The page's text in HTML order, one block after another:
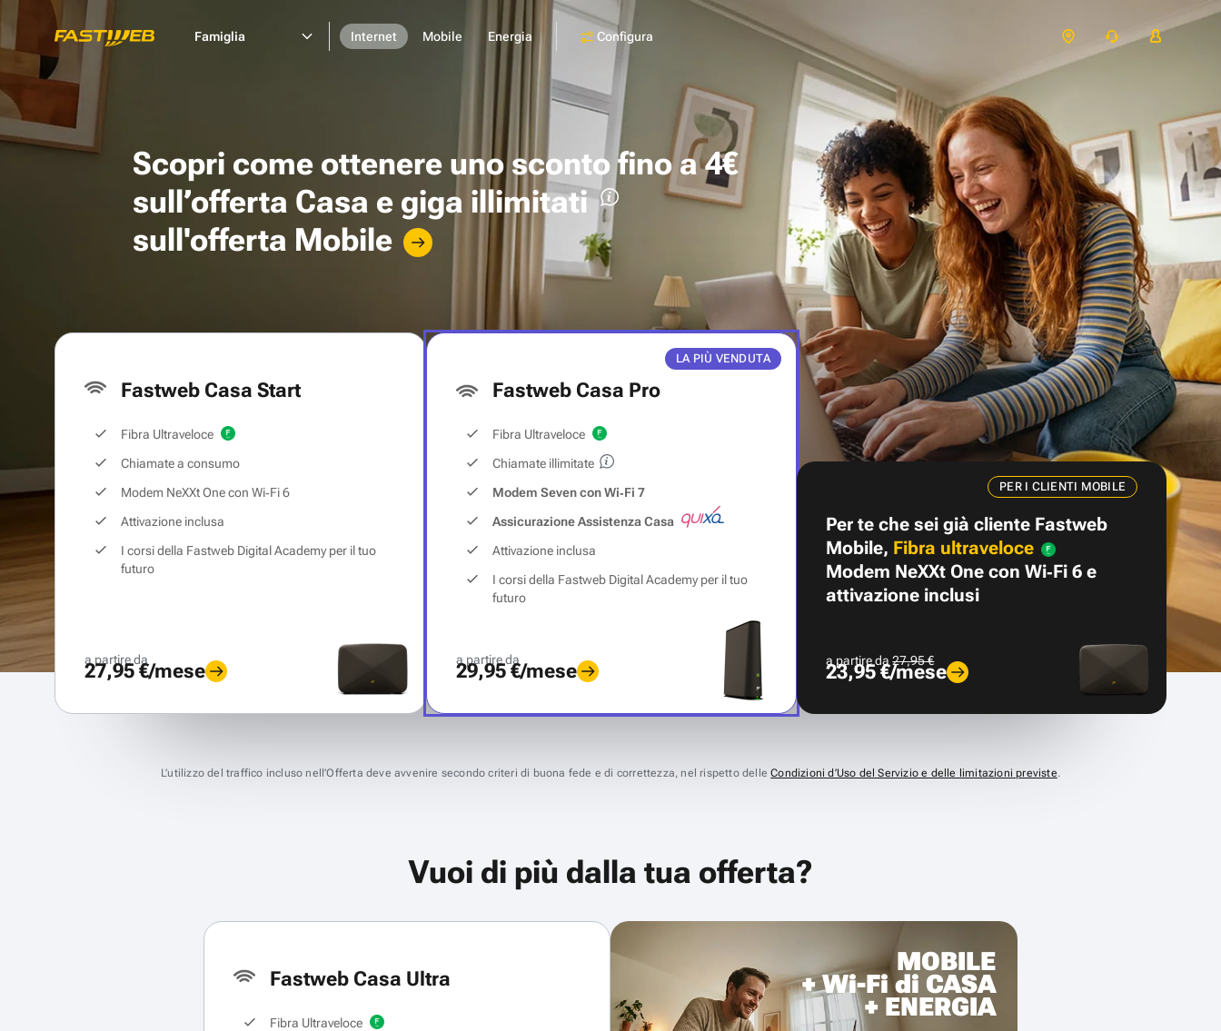
Famiglia Internet Mobile Energia Configura
Scopri come ottenere unosconto fino a 4€
sull’offerta Casa e giga illimitati
sull'offerta Mobile
Fastweb Casa Start
Fibra Ultraveloce
Chiamate a consumo
Modem NeXXt One con Wi‑Fi 6
Attivazione inclusa
I corsi della Fastweb Digital Academy per il tuo
futuro
a partire da
27,95 €/mese
LA PIÙ VENDUTA
Fastweb Casa Pro
Fibra Ultraveloce
Chiamate illimitate
Modem Seven con Wi‑Fi 7
Assicurazione Assistenza Casa
Attivazione inclusa
I corsi della Fastweb Digital Academy per il tuo
futuro
a partire da
29,95 €/mese
PER I CLIENTI MOBILE
Per te che sei già cliente Fastweb
Mobile, Fibra ultraveloce
Modem NeXXt One con Wi‑Fi 6 e
attivazione inclusi
a partire da27,95 €
23,95 €/mese
L’utilizzo del traffico incluso nell’Offerta deve avvenire secondo criteri di buona fede e di correttezza, nel rispetto delleCondizioni d’Uso del Servizio e delle limitazioni previste.
Vuoi di più dalla tua offerta?
Fastweb Casa Ultra
Fibra Ultraveloce
MOBILE
+ Wi-Fi di CASA
+ ENERGIA